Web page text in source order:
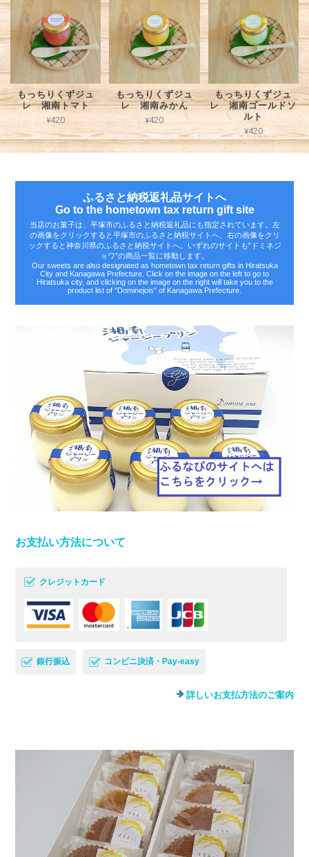
もっちりくずジュ
レ 湘南トマト
¥420
もっちりくずジュ
レ 湘南みかん
¥420
もっちりくずジュ
レ 湘南ゴールドソ
ルト
¥420
ふるさと納税返礼品サイトへ
Go to the hometown tax return gift site
当店のお菓子は、平塚市のふるさと納税返礼品にも指定されています。左
の画像をクリックすると平塚市のふるさと納税サイトへ、右の画像をクリ
ックすると神奈川県のふるさと納税サイトへ。いずれのサイトも‟ドミネジ
ョワ”の商品一覧に移動します。
Our sweets are also designated as hometown tax return gifts in Hiratsuka
City and Kanagawa Prefecture. Click on the image on the left to go to
Hiratsuka city, and clicking on the image on the right will take you to the
product list of "Dominejois" of Kanagawa Prefecture.
お支払い方法について
クレジットカード
銀行振込 コンビニ決済・Pay-easy
詳しいお支払方法のご案内